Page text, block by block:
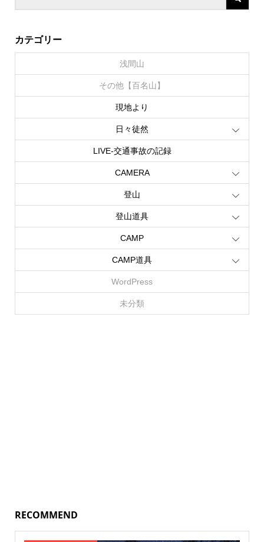
カテゴリー
浅間山
その他【百名山】
現地より
日々徒然
LIVE‐交通事故の記録
CAMERA
登山
登山道具
CAMP
CAMP道具
WordPress
未分類
RECOMMEND